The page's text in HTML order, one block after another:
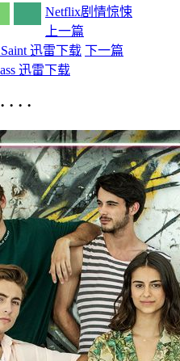
Netflix剧情惊悚
上一篇
迅雷下载 下一篇
迅雷下载
· ·